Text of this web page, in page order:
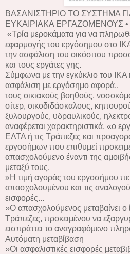
ΒΑΣΑΝΙΣΤΗΡΙΟ ΤΟ ΣΥΣΤΗΜΑ
ΕΥΚΑΙΡΙΑΚΑ ΕΡΓΑΖΟΜΕΝΟΥΣ •
«Τρία μεροκάματα για να
εφαρμογής του εργόσημου στο
την ασφάλιση του οικόσιτου
και τους εργάτες γης.
Σύμφωνα με την εγκύκλιο του
ασφάλιση με εργόσημο αφορά..
τους οικιακούς βοηθούς,
σίτερ, οικοδιδάσκαλους,
ξυλουργούς, υδραυλικούς,
αναφέρεται χαρακτηριστικά, «ο
ΕΛΤΑ ή τις Τράπεζες και
εργοσήμων που επιθυμεί
απασχολούμενο έναντι της
μεταξύ τους.
»Η τιμή αγοράς του εργοσήμου
απασχολουμένου και τις
εισφορές...
»Ο απασχολούμενος μεταβαίνει ο
Τράπεζες, προκειμένου να
εισπράττει το αναγραφόμενο
Αυτόματη μεταβίβαση
»Οι ασφαλιστικές εισφορές